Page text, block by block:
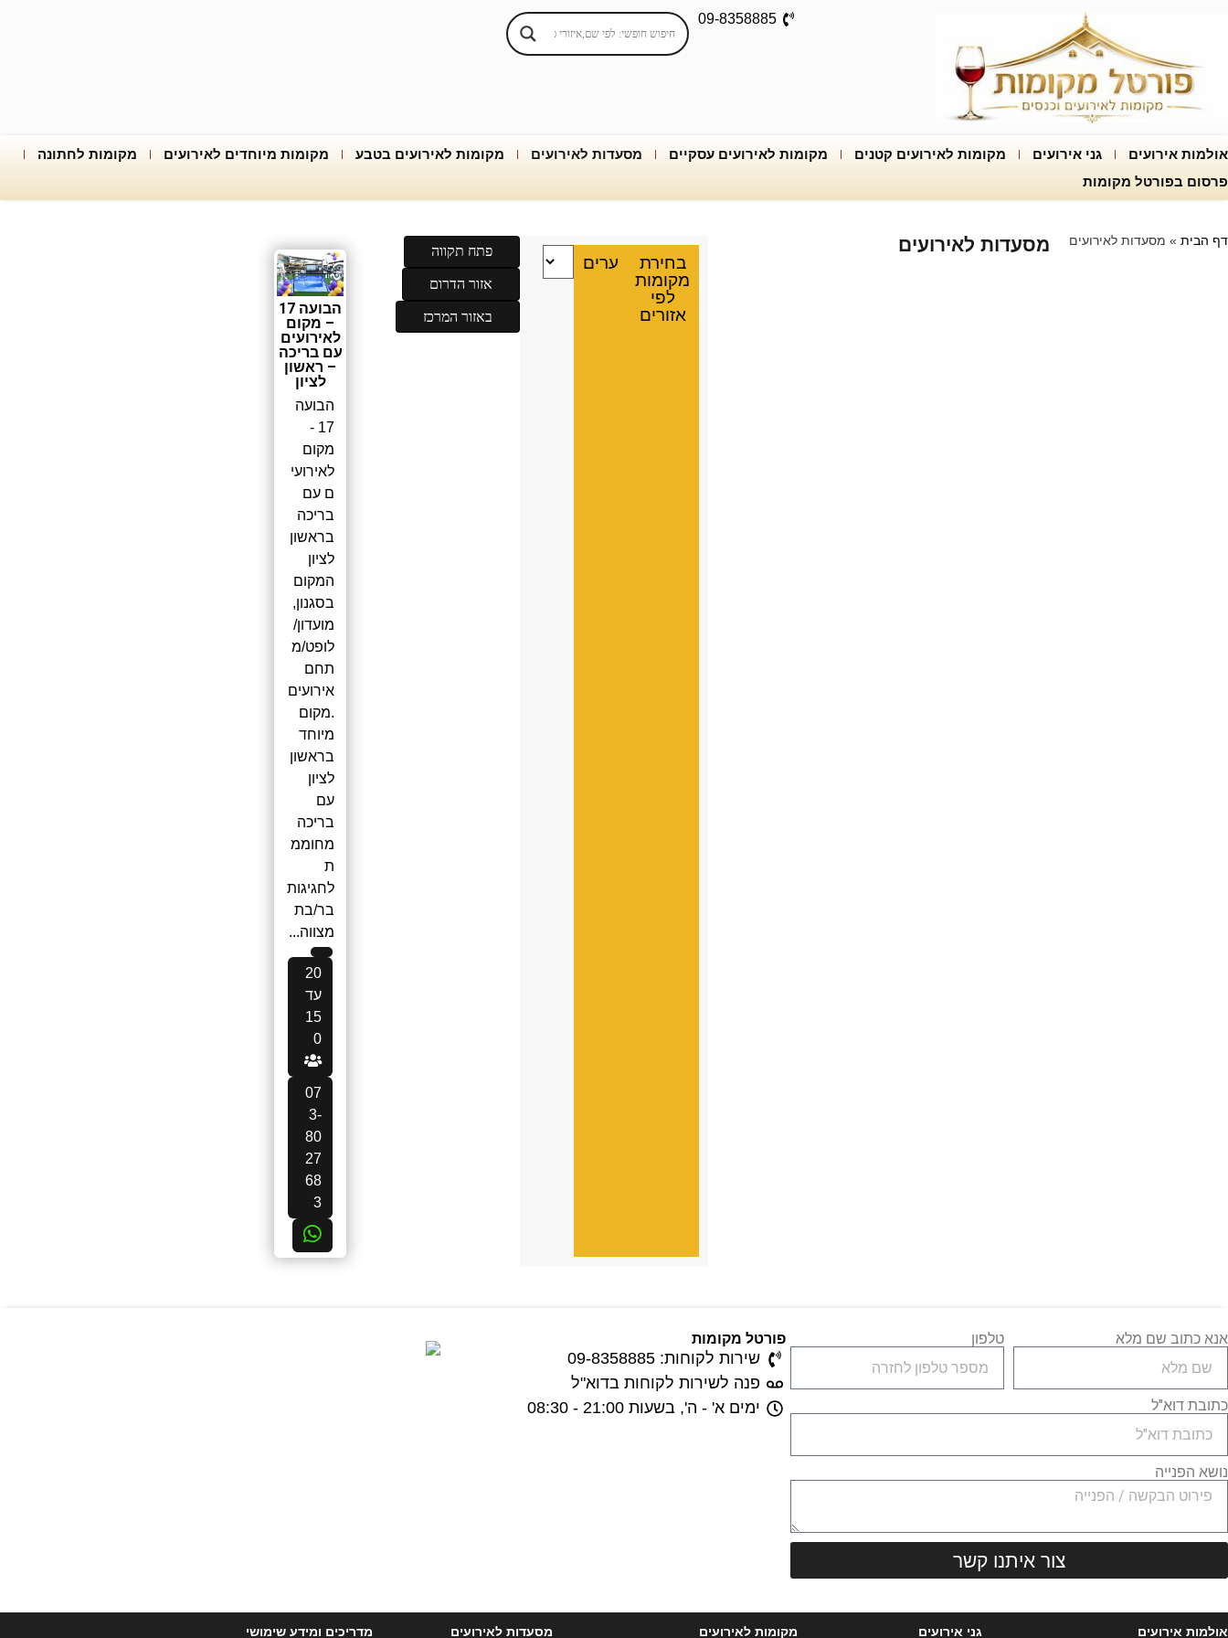
09-8358885
אולמות אירועים גני אירועים מקומות לאירועים קטנים מקומות לאירועים עסקיים מסעדות לאירועים מקומות לאירועים בטבע מקומות מיוחדים לאירועים
מקומות לחתונה
פרסום בפורטל מקומות
דף הבית » מסעדות לאירועים מסעדות לאירועים
בחירת
מקומות
לפי
אזורים
ערים
פתח תקווה
אזור הדרום
באזור המרכז
הבועה 17
– מקום
לאירועים
עם בריכה
– ראשון
לציון
הבועה
17 -
מקום
לאירועי
ם עם
בריכה
בראשון
לציון
המקום
בסגנון,
מועדון/
לופט/מ
תחם
אירועים
.מקום
מיוחד
בראשון
לציון
עם
בריכה
מחוממ
ת
לחגיגות
בר/בת
מצווה...
20
עד
15
0
07
3-
80
27
68
3
אנא כתוב שם מלא טלפון
כתובת דוא"ל
נושא הפנייה
צור איתנו קשר
פורטל מקומות
שירות לקוחות: 09-8358885
פנה לשירות לקוחות בדוא"ל
ימים א' - ה', בשעות 21:00 - 08:30
אולמות אירועים
גני אירועים
מקומות לאירועים
מסעדות לאירועים
מדריכים ומידע שימושי